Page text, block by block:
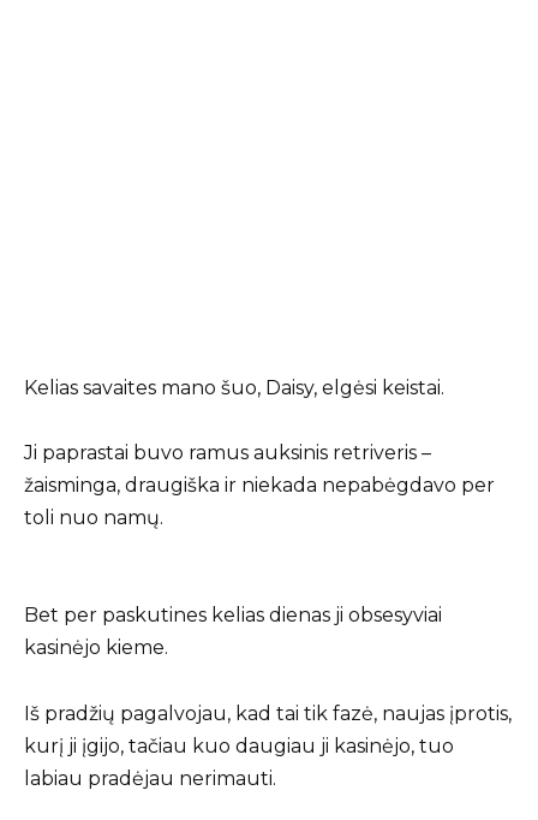
Kelias savaites mano šuo, Daisy, elgėsi keistai.
Ji paprastai buvo ramus auksinis retriveris –
žaisminga, draugiška ir niekada nepabėgdavo per
toli nuo namų.
Bet per paskutines kelias dienas ji obsesyviai
kasinėjo kieme.
Iš pradžių pagalvojau, kad tai tik fazė, naujas įprotis,
kurį ji įgijo, tačiau kuo daugiau ji kasinėjo, tuo
labiau pradėjau nerimauti.